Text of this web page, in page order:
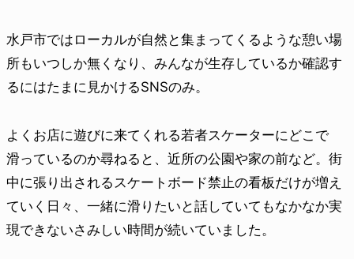
水戸市ではローカルが自然と集まってくるような憩い場
所もいつしか無くなり、みんなが生存しているか確認す
るにはたまに見かけるSNSのみ。
よくお店に遊びに来てくれる若者スケーターにどこで
滑っているのか尋ねると、近所の公園や家の前など。街
中に張り出されるスケートボード禁止の看板だけが増え
ていく日々、一緒に滑りたいと話していてもなかなか実
現できないさみしい時間が続いていました。